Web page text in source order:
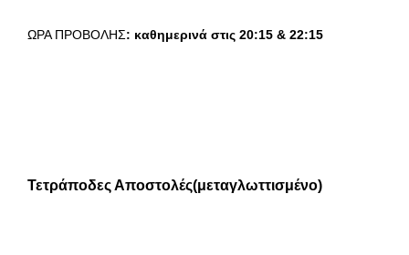
ΩΡΑ ΠΡΟΒΟΛΗΣ: καθημερινά στις 20:15 & 22:15
Τετράποδες Αποστολές(μεταγλωττισμένο)